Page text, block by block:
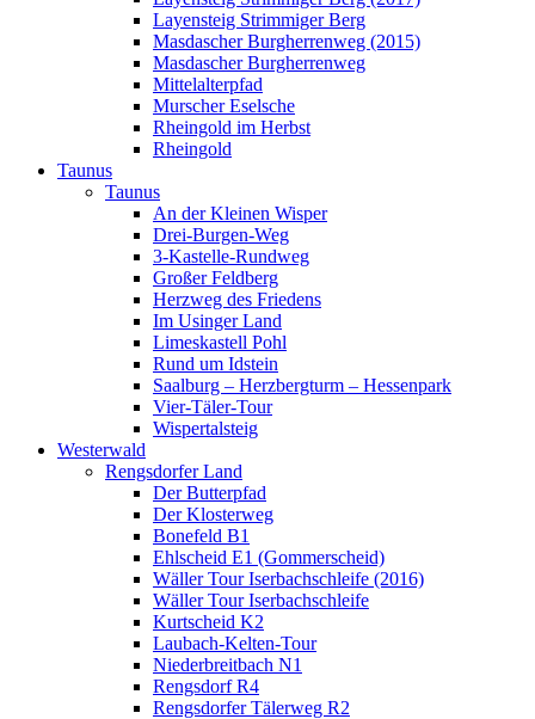
Layensteig Strimmiger Berg
Masdascher Burgherrenweg (2015)
Masdascher Burgherrenweg
Mittelalterpfad
Murscher Eselsche
Rheingold im Herbst
Rheingold
Taunus
Taunus
An der Kleinen Wisper
Drei-Burgen-Weg
3-Kastelle-Rundweg
Großer Feldberg
Herzweg des Friedens
Im Usinger Land
Limeskastell Pohl
Rund um Idstein
Saalburg – Herzbergturm – Hessenpark
Vier-Täler-Tour
Wispertalsteig
Westerwald
Rengsdorfer Land
Der Butterpfad
Der Klosterweg
Bonefeld B1
Ehlscheid E1 (Gommerscheid)
Wäller Tour Iserbachschleife (2016)
Wäller Tour Iserbachschleife
Kurtscheid K2
Laubach-Kelten-Tour
Niederbreitbach N1
Rengsdorf R4
Rengsdorfer Tälerweg R2